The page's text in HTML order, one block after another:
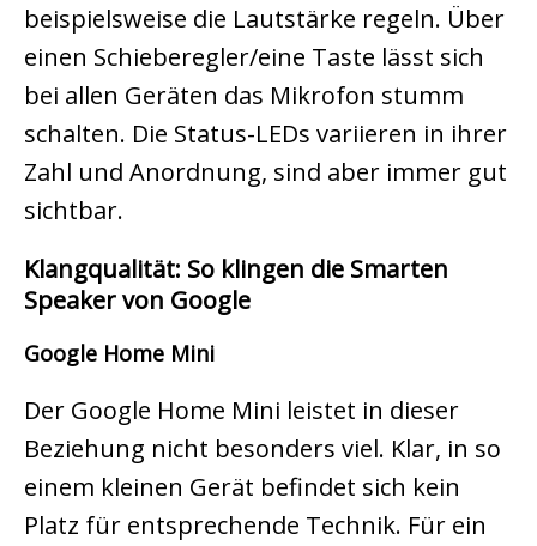
beispielsweise die Lautstärke regeln. Über
einen Schieberegler/eine Taste lässt sich
bei allen Geräten das Mikrofon stumm
schalten. Die Status-LEDs variieren in ihrer
Zahl und Anordnung, sind aber immer gut
sichtbar.
Klangqualität: So klingen die Smarten
Speaker von Google
Google Home Mini
Der Google Home Mini leistet in dieser
Beziehung nicht besonders viel. Klar, in so
einem kleinen Gerät befindet sich kein
Platz für entsprechende Technik. Für ein